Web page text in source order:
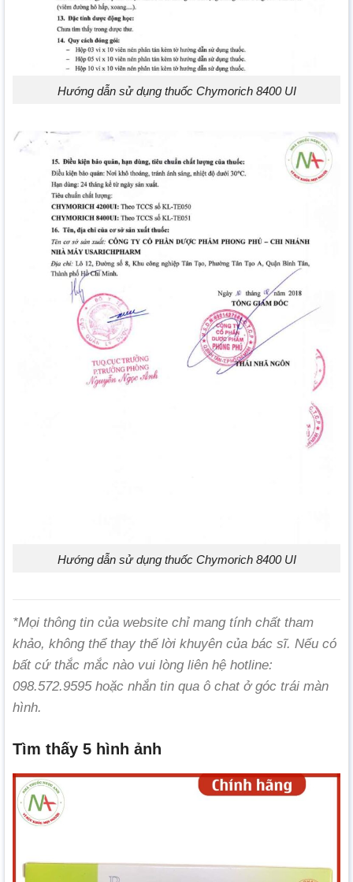
Hướng dẫn sử dụng thuốc Chymorich 8400 UI
Hướng dẫn sử dụng thuốc Chymorich 8400 UI
*Mọi thông tin của website chỉ mang tính chất tham
khảo, không thể thay thế lời khuyên của bác sĩ. Nếu có
bất cứ thắc mắc nào vui lòng liên hệ hotline:
098.572.9595 hoặc nhắn tin qua ô chat ở góc trái màn
hình.
Tìm thấy 5 hình ảnh